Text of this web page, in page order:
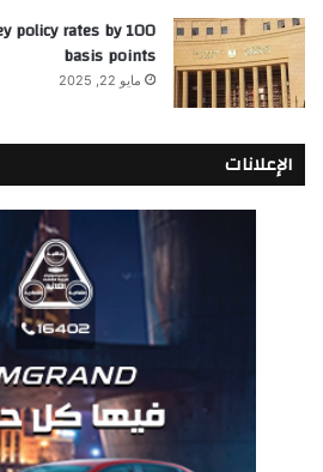
policy rates by 100
basis points
مايو 22, 2025
الإعلانات